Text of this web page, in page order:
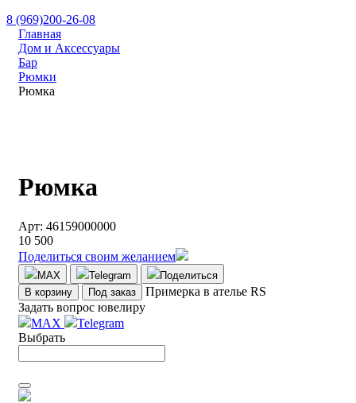
8 (969)200-26-08
Главная
Дом и Аксессуары
Бар
Рюмки
Рюмка
Рюмка
Арт: 46159000000
10 500
Поделиться своим желанием
MAX Telegram
Поделиться
В корзину
Под заказ
Примерка в ателье RS
Задать вопрос ювелиру
MAX
Telegram
Выбрать